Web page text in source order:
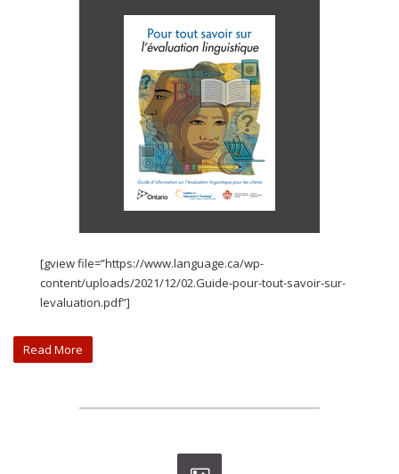
[gview file=”https://www.language.ca/wp-
content/uploads/2021/12/02.Guide-pour-tout-savoir-sur-
levaluation.pdf”]
Read More